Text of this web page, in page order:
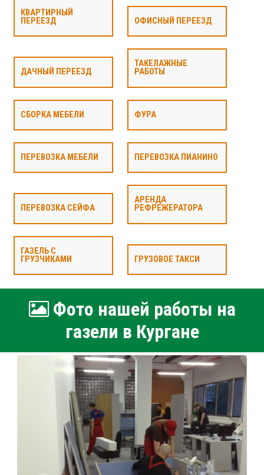
КВАРТИРНЫЙ
ПЕРЕЕЗД
ОФИСНЫЙ ПЕРЕЕЗД
ДАЧНЫЙ ПЕРЕЕЗД
ТАКЕЛАЖНЫЕ
РАБОТЫ
СБОРКА МЕБЕЛИ ФУРА
ПЕРЕВОЗКА МЕБЕЛИ ПЕРЕВОЗКА ПИАНИНО
ПЕРЕВОЗКА СЕЙФА
АРЕНДА
РЕФРЕЖЕРАТОРА
ГАЗЕЛЬ С
ГРУЗЧИКАМИ
ГРУЗОВОЕ ТАКСИ
Фото нашей работы на
газели в Кургане